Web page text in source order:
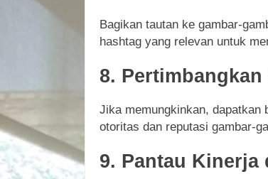
Bagikan tautan ke gambar-
hashtag yang relevan untuk
8.
Jika memungkinkan,
otoritas dan reputasi gambar-
9. Pantau Kinerja